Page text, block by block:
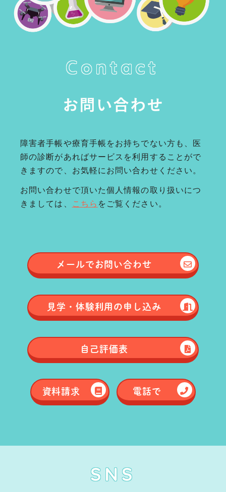
Contact
お問い合わせ
障害者手帳や療育手帳をお持ちでない方も、医
師の診断があればサービスを利用することがで
きますので、お気軽にお問い合わせください。
お問い合わせで頂いた個人情報の取り扱いにつ
きましては、
こちら をご覧ください。
メールでお問い合わせ
見学・体験利用の申し込み
自己評価表
資料請求 電話で
SNS